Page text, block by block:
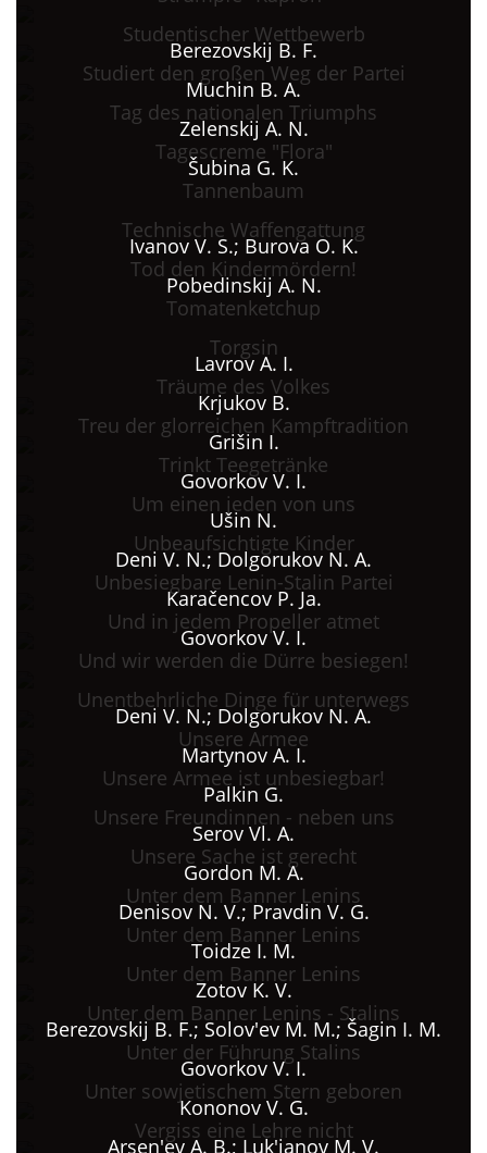
Studentischer Wettbewerb
Berezovskij B. F.
Studiert den großen Weg der Partei
Muchin B. A.
Tag des nationalen Triumphs
Zelenskij A. N.
Tagescreme "Flora"
Šubina G. K.
Tannenbaum
Technische Waffengattung
Ivanov V. S.; Burova O. K.
Tod den Kindermördern!
Pobedinskij A. N.
Tomatenketchup
Torgsin
Lavrov A. I.
Träume des Volkes
Krjukov B.
Treu der glorreichen Kampftradition
Grišin I.
Trinkt Teegetränke
Govorkov V. I.
Um einen jeden von uns
Ušin N.
Unbeaufsichtigte Kinder
Deni V. N.; Dolgorukov N. A.
Unbesiegbare Lenin-Stalin Partei
Karačencov P. Ja.
Und in jedem Propeller atmet
Govorkov V. I.
Und wir werden die Dürre besiegen!
Unentbehrliche Dinge für unterwegs
Deni V. N.; Dolgorukov N. A.
Unsere Armee
Martynov A. I.
Unsere Armee ist unbesiegbar!
Palkin G.
Unsere Freundinnen - neben uns
Serov Vl. A.
Unsere Sache ist gerecht
Gordon M. A.
Unter dem Banner Lenins
Denisov N. V.; Pravdin V. G.
Unter dem Banner Lenins
Toidze I. M.
Unter dem Banner Lenins
Zotov K. V.
Unter dem Banner Lenins - Stalins
Berezovskij B. F.; Solov'ev M. M.; Šagin I. М.
Unter der Führung Stalins
Govorkov V. I.
Unter sowjetischem Stern geboren
Kononov V. G.
Vergiss eine Lehre nicht
Arsen'ev A. B.; Luk'janov M. V.